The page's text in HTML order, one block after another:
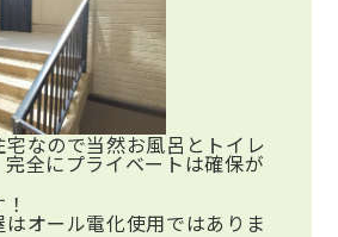
なので当然お風呂とトイレ
全にプライベートは確保が
オール電化使用ではありま